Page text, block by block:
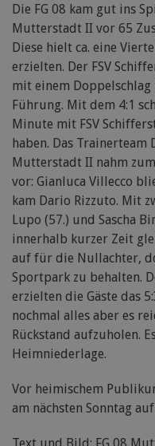
Die FG 08 kam gut ins
Mutterstadt II vor 65
Diese hielt ca. eine
erzielten. Der FSV
mit einem
Führung. Mit dem 4:1
Minute mit FSV
haben. Das Trainerteam
Mutterstadt II nahm
vor: Gianluca Villecco
kam Dario Rizzuto. Mit
Lupo (57.) und Sascha
innerhalb kurzer Zeit
auf für die Nullachter,
Sportpark zu behalten.
erzielten die Gäste das
nochmal alles aber es
Rückstand aufzuholen.
Heimniederlage.
Vor heimischem
am nächsten Sonntag